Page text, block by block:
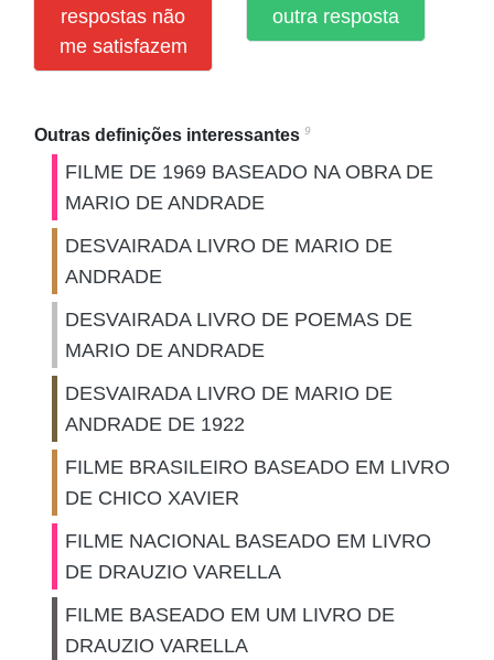
respostas não
me satisfazem
outra resposta
Outras definições interessantes 9
FILME DE 1969 BASEADO NA OBRA DE
MARIO DE ANDRADE
DESVAIRADA LIVRO DE MARIO DE
ANDRADE
DESVAIRADA LIVRO DE POEMAS DE
MARIO DE ANDRADE
DESVAIRADA LIVRO DE MARIO DE
ANDRADE DE 1922
FILME BRASILEIRO BASEADO EM LIVRO
DE CHICO XAVIER
FILME NACIONAL BASEADO EM LIVRO
DE DRAUZIO VARELLA
FILME BASEADO EM UM LIVRO DE
DRAUZIO VARELLA